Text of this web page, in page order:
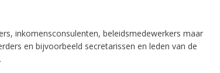
inkomensconsulenten, beleidsmedewerkers maar
en bijvoorbeeld secretarissen en leden van de